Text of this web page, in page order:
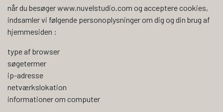
når du besøger www.nuvelstudio.com og acceptere cookies,
indsamler vi følgende personoplysninger om dig og din brug af
hjemmesiden :
type af browser
søgetermer
ip-adresse
netværkslokation
informationer om computer